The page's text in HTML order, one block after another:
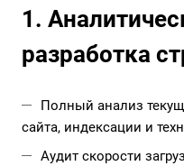
1.
разработка
Полный анализ
сайта, индексации и
Аудит скорости